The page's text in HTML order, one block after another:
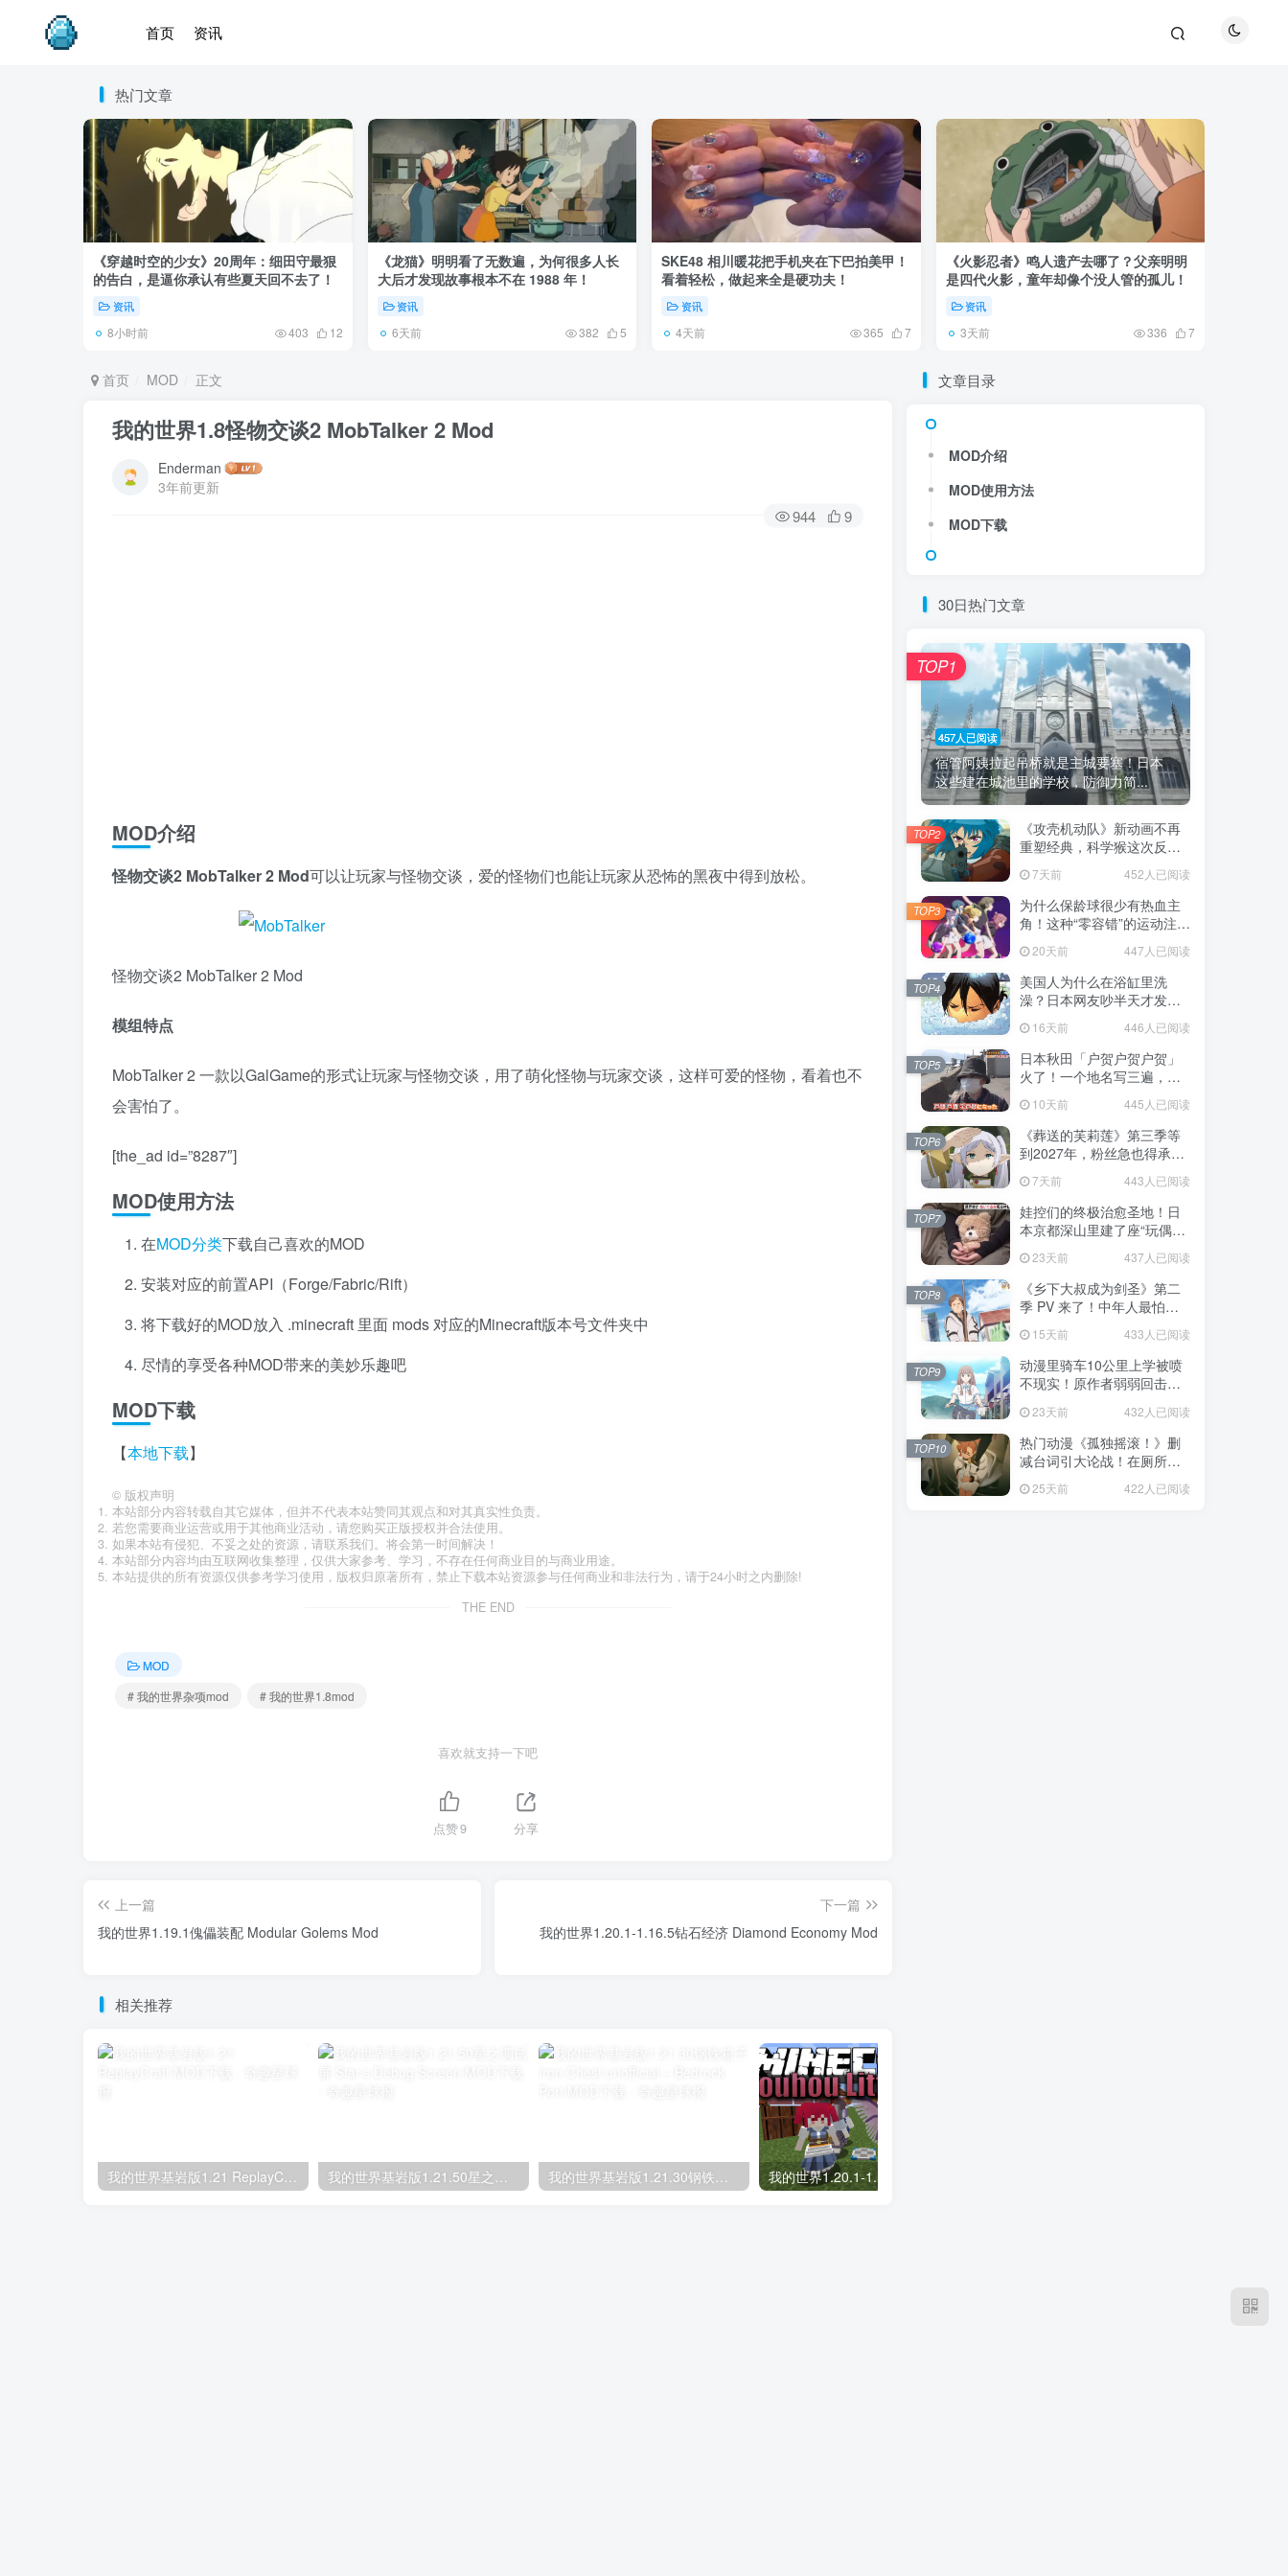
首页 资讯
热门文章
《穿越时空的少女》20周年：细田守最狠
的告白，是逼你承认有些夏天回不去了！
资讯
8小时前 403 12
《龙猫》明明看了无数遍，为何很多人长
大后才发现故事根本不在 1988 年！
资讯
6天前 382 5
SKE48 相川暖花把手机夹在下巴拍美甲！
看着轻松，做起来全是硬功夫！
资讯
4天前 365 7
《火影忍者》鸣人遗产去哪了？父亲明明
是四代火影，童年却像个没人管的孤儿！
资讯
3天前 336 7
首页 MOD 正文
我的世界1.8怪物交谈2 MobTalker 2 Mod
Enderman
3年前更新
944 9
MOD介绍
怪物交谈2 MobTalker 2 Mod可以让玩家与怪物交谈，爱的怪物们也能让玩家从恐怖的黑夜中得到放松。
怪物交谈2 MobTalker 2 Mod
模组特点
MobTalker 2 一款以GalGame的形式让玩家与怪物交谈，用了萌化怪物与玩家交谈，这样可爱的怪物，看着也不
会害怕了。
[the_ad id=”8287″]
MOD使用方法
在MOD分类下载自己喜欢的MOD
安装对应的前置API（Forge/Fabric/Rift）
将下载好的MOD放入 .minecraft 里面 mods 对应的Minecraft版本号文件夹中
尽情的享受各种MOD带来的美妙乐趣吧
MOD下载
【本地下载】
© 版权声明
本站部分内容转载自其它媒体，但并不代表本站赞同其观点和对其真实性负责。
若您需要商业运营或用于其他商业活动，请您购买正版授权并合法使用。
如果本站有侵犯、不妥之处的资源，请联系我们。将会第一时间解决！
本站部分内容均由互联网收集整理，仅供大家参考、学习，不存在任何商业目的与商业用途。
本站提供的所有资源仅供参考学习使用，版权归原著所有，禁止下载本站资源参与任何商业和非法行为，请于24小时之内删除!
THE END
MOD
# 我的世界杂项mod
# 我的世界1.8mod
喜欢就支持一下吧
点赞9 分享
上一篇
我的世界1.19.1傀儡装配 Modular Golems Mod
下一篇
我的世界1.20.1-1.16.5钻石经济 Diamond Economy Mod
相关推荐
文章目录
MOD介绍
MOD使用方法
MOD下载
30日热门文章
457人已阅读
宿管阿姨拉起吊桥就是主城要塞！日本
这些建在城池里的学校，防御力简...
TOP1
《攻壳机动队》新动画不再
重塑经典，科学猴这次反而
7天前 452人已阅读
TOP2
为什么保龄球很少有热血主
角！这种“零容错”的运动注定
们的生活！
20天前 447人已阅读
TOP3
美国人为什么在浴缸里洗
澡？日本网友吵半天才发
藏在浴室地板里！
16天前 446人已阅读
TOP4
日本秋田「户贺户贺户贺」
火了！一个地名写三遍，竟
不是玩梗而是150年旧账！
10天前 445人已阅读
TOP5
《葬送的芙莉莲》第三季等
到2027年，粉丝急也得承认
这次慢得有道理！
7天前 443人已阅读
TOP6
娃控们的终极治愈圣地！日
本京都深山里建了座“玩偶神
社”，不仅能拍照还能给娃祈
福！23天前 437人已阅读
TOP7
《乡下大叔成为剑圣》第二
季 PV 来了！中年人最怕的
不是变老，而是没人愿意再
相信你！
15天前 433人已阅读
TOP8
动漫里骑车10公里上学被喷
不现实！原作者弱弱回击：
常通勤！
23天前 432人已阅读
TOP9
热门动漫《孤独摇滚！》删
减台词引大论战！在厕所吃
现充！
25天前 422人已阅读
TOP10